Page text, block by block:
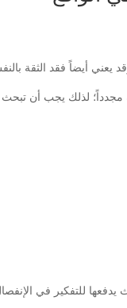
أيضاً فقد الثقة
مجدداً؛ لذلك يجب أن
للتفكير في